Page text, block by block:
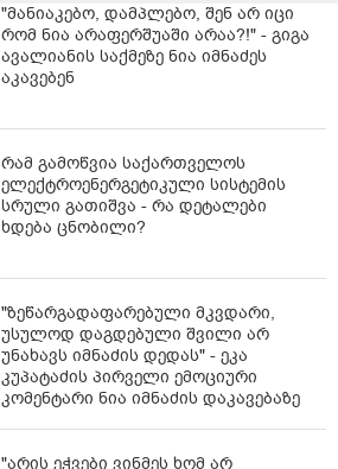
"მანიაკებო, დამპლებო, შენ არ იცი
რომ ნია არაფერშუაში არაა?!" - გიგა
ავალიანის საქმეზე ნია იმნაძეს
აკავებენ
რამ გამოწვია საქართველოს
ელექტროენერგეტიკული სისტემის
სრული გათიშვა - რა დეტალები
ხდება ცნობილი?
"ზეწარგადაფარებული მკვდარი,
უსულოდ დაგდებული შვილი არ
უნახავს იმნაძის დედას" - ეკა
კუპატაძის პირველი ემოციური
კომენტარი ნია იმნაძის დაკავებაზე
"არის ეჭვები ვინმეს ხომ არ